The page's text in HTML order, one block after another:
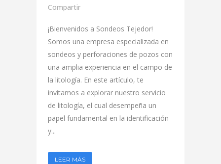
Compartir
¡Bienvenidos a Sondeos Tejedor!
Somos una empresa especializada en
sondeos y perforaciones de pozos con
una amplia experiencia en el campo de
la litología. En este artículo, te
invitamos a explorar nuestro servicio
de litología, el cual desempeña un
papel fundamental en la identificación
y...
LEER MÁS